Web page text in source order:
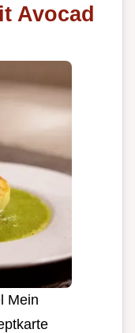
Avocad
Mein